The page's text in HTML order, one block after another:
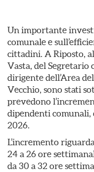
Un importante
comunale e
cittadini. A Riposto,
Vasta, del Segretario
dirigente dell’Area
Vecchio, sono stati
prevedono
dipendenti comunali,
2026.
L’incremento
24 a 26 ore
da 30 a 32 ore